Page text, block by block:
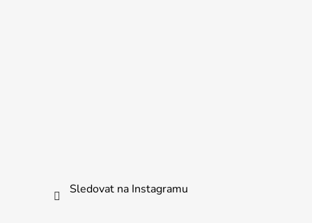
Sledovat na Instagramu